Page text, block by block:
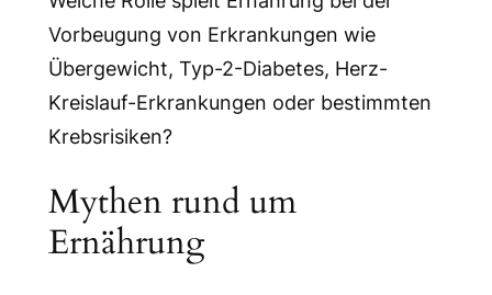
Vorbeugung von Erkrankungen wie
Übergewicht, Typ-2-Diabetes, Herz-
Kreislauf-Erkrankungen oder bestimmten
Krebsrisiken?
Mythen rund um
Ernährung